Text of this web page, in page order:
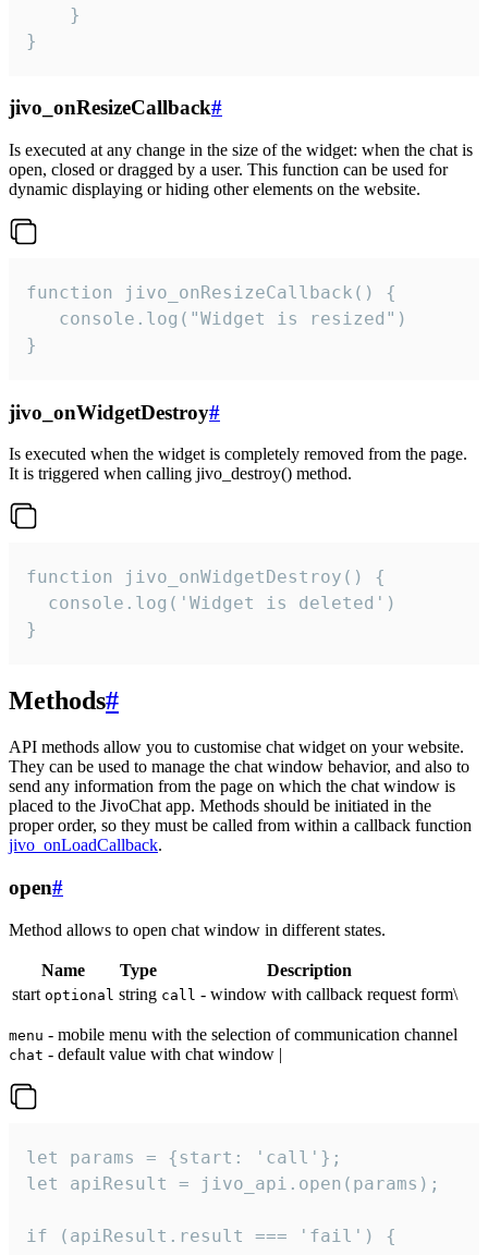
    }
}
jivo_onResizeCallback#
Is executed at any change in the size of the widget: when the chat is
open, closed or dragged by a user. This function can be used for
dynamic displaying or hiding other elements on the website.
function jivo_onResizeCallback() {
   console.log("Widget is resized")
}
jivo_onWidgetDestroy#
Is executed when the widget is completely removed from the page.
It is triggered when calling jivo_destroy() method.
function jivo_onWidgetDestroy() {
  console.log('Widget is deleted')
}
Methods#
API methods allow you to customise chat widget on your website.
They can be used to manage the chat window behavior, and also to
send any information from the page on which the chat window is
placed to the JivoChat app. Methods should be initiated in the
proper order, so they must be called from within a callback function
jivo_onLoadCallback.
open#
Method allows to open chat window in different states.
Name Type
Description
start optional string call - window with callback request form\
menu - mobile menu with the selection of communication channel
chat - default value with chat window |
let params = {start: 'call'};
let apiResult = jivo_api.open(params);
if (apiResult.result === 'fail') {